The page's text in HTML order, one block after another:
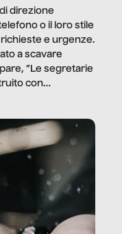
direzione
o il loro stile
e urgenze.
a scavare
“Le segretarie
con